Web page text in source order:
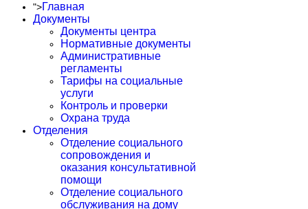
">Главная
Документы
Документы центра
Нормативные документы
Административные
регламенты
Тарифы на социальные
услуги
Контроль и проверки
Охрана труда
Отделения
Отделение социального
сопровождения и
оказания консультативной
помощи
Отделение социального
обслуживания на дому